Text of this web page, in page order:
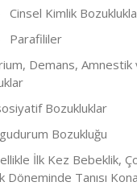
Cinsel Kimlik
Parafililer
Demans, Amnestik
Bozukluklar
Bozukluğu
İlk Kez Bebeklik,
Döneminde Tanısı